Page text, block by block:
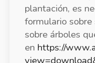
plantación, es
formulario
sobre árboles
en https://